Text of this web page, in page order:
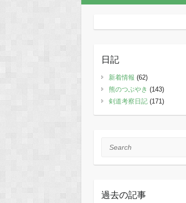
日記
新着情報 (62)
熊のつぶやき (143)
剣道考察日記 (171)
Search
過去の記事